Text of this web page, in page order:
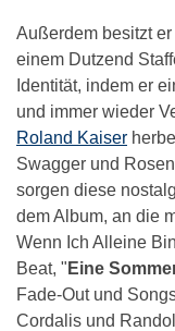
Außerdem besitzt
einem Dutzend
Identität, indem er
und immer wieder
Roland Kaiser
Swagger und
sorgen diese
dem Album, an die
Wenn Ich Alleine
Beat, " Eine
Fade-Out und
Cordalis und